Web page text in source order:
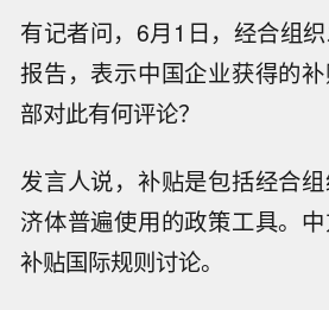
有记者问，6月1日，经合组
报告，表示中国企业获得的
部对此有何评论？
发言人说，补贴是包括经合
济体普遍使用的政策工具。
补贴国际规则讨论。